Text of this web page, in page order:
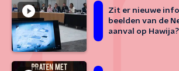
Zit er nieuwe
beelden van de
aanval op Hawija?